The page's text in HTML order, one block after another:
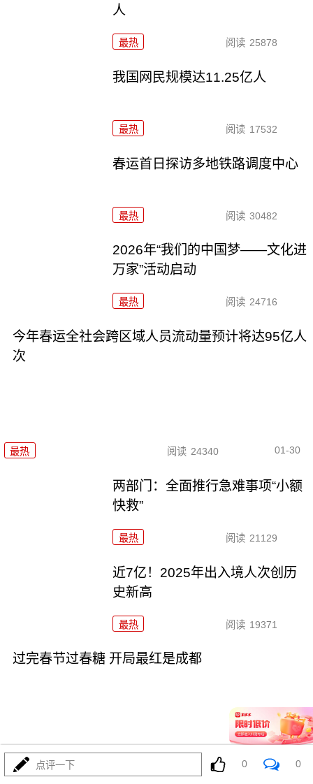
人
最热 阅读 25878
我国网民规模达11.25亿人
最热 阅读 17532
春运首日探访多地铁路调度中心
最热 阅读 30482
2026年“我们的中国梦——文化进
万家”活动启动
最热 阅读 24716
今年春运全社会跨区域人员流动量预计将达95亿人
次
最热 阅读 24340 01-30
两部门：全面推行急难事项“小额
快救”
最热 阅读 21129
近7亿！2025年出入境人次创历
史新高
最热 阅读 19371
过完春节过春糖 开局最红是成都
最热 阅读 23926
点评一下 0 0